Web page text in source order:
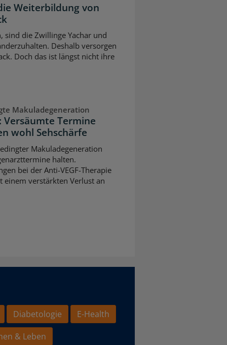
Weiterbildung von
sind die Zwillinge Yachar und
Deshalb versorgen
Doch das ist längst nicht ihre
Makuladegeneration
Versäumte Termine
wohl Sehschärfe
Makuladegeneration
halten.
bei der Anti-VEGF-Therapie
einem verstärkten Verlust an
Diabetologie
E-Health
& Leben